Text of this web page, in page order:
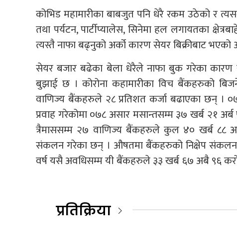
कोभिड महामारीका बाबजुत पनि धेरै रकम उठेको र
तथा पर्यटन, पार्टीप्यालेस, सिनेमा हल लगायतका
त्यस्तै नाफा बढ्नुको अर्को कारण सेयर बिक्रीबाट भएको
सेयर बजार बढेका बेला धेरैले नाफा बुक गरेका कारण
बुझाई छ । कोरोना कहामारीका विच बैंकहरुको
वाणिज्य बैंकहरुले २८ प्रतिशत कर्जा बढाएका छन् ।
प्रवाह गरेकोमा ०७८ असार मसान्तसम्म ३७ खर्ब २१
त्रैमाससम्म २७ वाणिज्य बैंकहरुले कुल ४० खर्ब ८८
संकलन गरेका छन् । औषतमा बैंकहरुको निक्षेप संकलन
वर्ष यसै अवधिसम्म यी बैंकहरुले ३३ खर्ब ६७ अबै ९६
प्रतिक्रिया